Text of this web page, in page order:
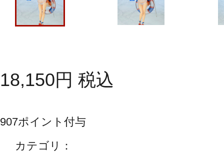
18,150円 税込
907ポイント付与
カテゴリ：